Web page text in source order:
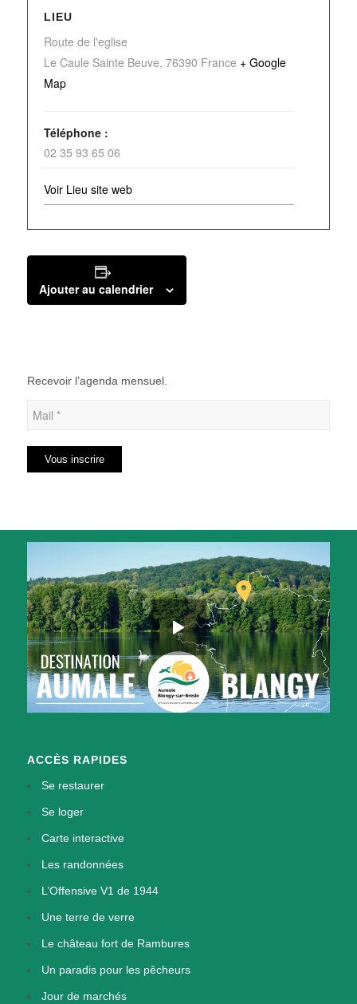
LIEU
Route de l'eglise
Le Caule Sainte Beuve, 76390 France + Google
Map
Téléphone :
02 35 93 65 06
Voir Lieu site web
Ajouter au calendrier
Recevoir l’agenda mensuel.
ACCÈS RAPIDES
Se restaurer
Se loger
Carte interactive
Les randonnées
L’Offensive V1 de 1944
Une terre de verre
Le château fort de Rambures
Un paradis pour les pêcheurs
Jour de marchés